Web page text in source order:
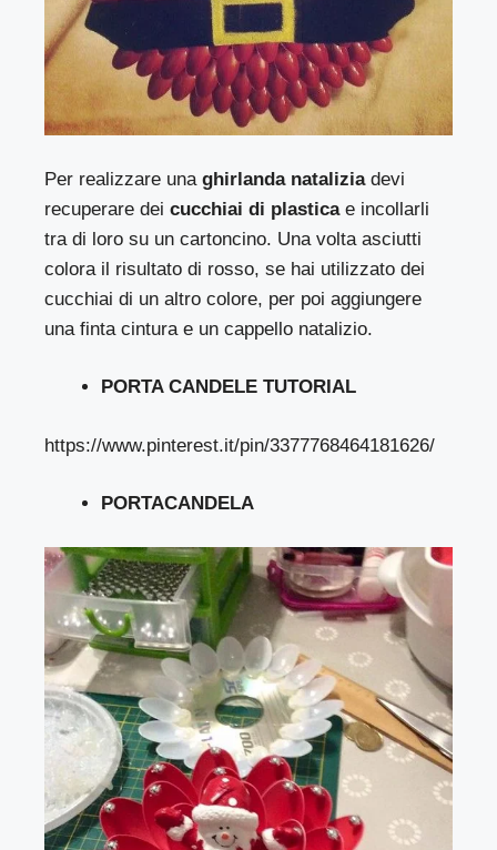
Per realizzare unaghirlanda nataliziadevi
recuperare deicucchiai di plasticae incollarli
tra di loro su un cartoncino. Una volta asciutti
colora il risultato di rosso, se hai utilizzato dei
cucchiai di un altro colore, per poi aggiungere
una finta cintura e un cappello natalizio.
PORTA CANDELE TUTORIAL
https://www.pinterest.it/pin/3377768464181626/
PORTACANDELA